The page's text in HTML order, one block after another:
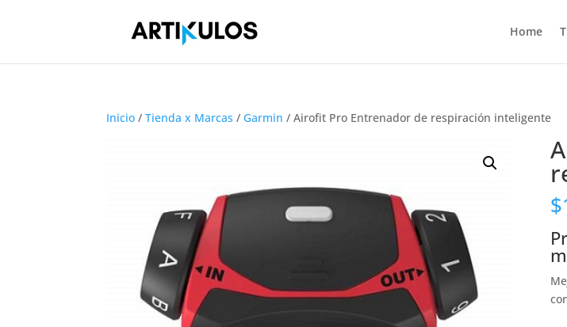
Home
Inicio /Tienda x Marcas / Garmin / Airofit Pro Entrenador de respiración inteligente
$